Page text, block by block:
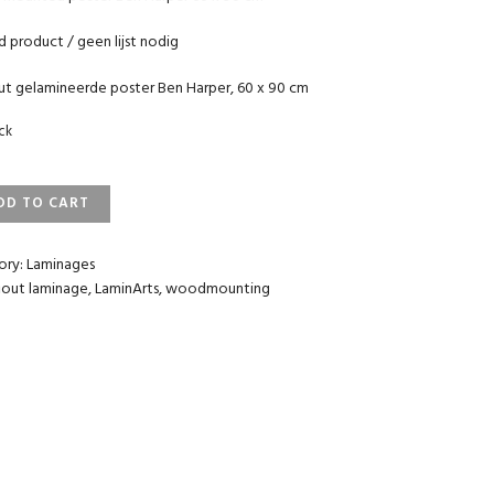
product / geen lijst nodig
gelamineerde poster Ben Harper, 60 x 90 cm
TO CART
Laminages
laminage,LaminArts,woodmounting